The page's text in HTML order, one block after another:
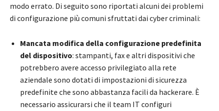
modo errato. Di seguito sono riportati alcuni dei problemi
di configurazione più comuni sfruttati dai cyber criminali:
Mancata modifica della configurazione predefinita
del dispositivo: stampanti, fax e altri dispositivi che
potrebbero avere accesso privilegiato alla rete
aziendale sono dotati di impostazioni di sicurezza
predefinite che sono abbastanza facili da hackerare. È
necessario assicurarsi che il team IT configuri